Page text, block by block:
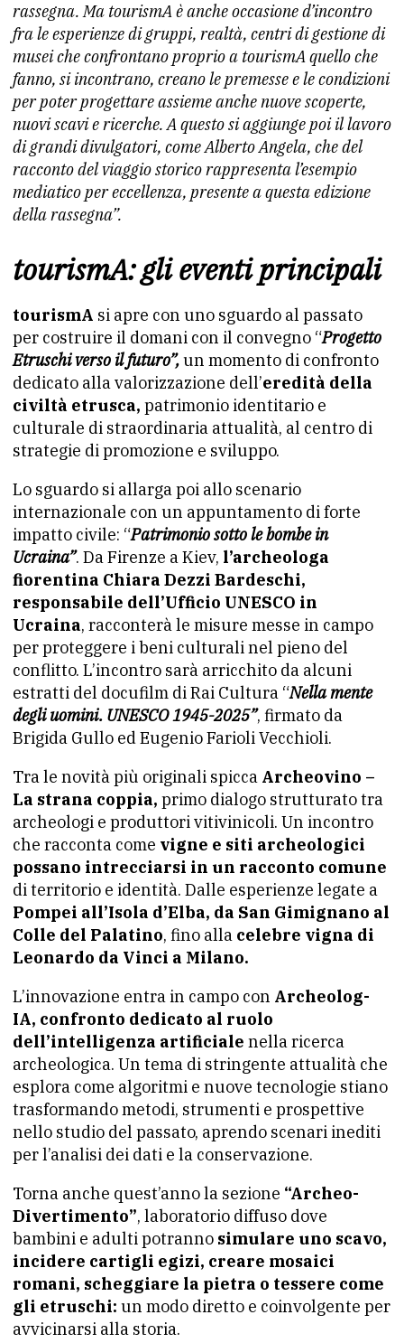
rassegna. Ma tourismA è anche occasione d’incontro
fra le esperienze di gruppi, realtà, centri di gestione di
musei che confrontano proprio a tourismA quello che
fanno, si incontrano, creano le premesse e le condizioni
per poter progettare assieme anche nuove scoperte,
nuovi scavi e ricerche. A questo si aggiunge poi il lavoro
di grandi divulgatori, come Alberto Angela, che del
racconto del viaggio storico rappresenta l’esempio
mediatico per eccellenza, presente a questa edizione
della rassegna”.
tourismA: gli eventi principali
tourismA si apre con uno sguardo al passato
per costruire il domani con il convegno “Progetto
Etruschi verso il futuro”,un momento di confronto
dedicato alla valorizzazione dell’eredità della
civiltà etrusca, patrimonio identitario e
culturale di straordinaria attualità, al centro di
strategie di promozione e sviluppo.
Lo sguardo si allarga poi allo scenario
internazionale con un appuntamento di forte
impatto civile: “Patrimonio sotto le bombe in
Ucraina”. Da Firenze a Kiev, l’archeologa
fiorentina Chiara Dezzi Bardeschi,
responsabile dell’Ufficio UNESCO in
Ucraina, racconterà le misure messe in campo
per proteggere i beni culturali nel pieno del
conflitto. L’incontro sarà arricchito da alcuni
estratti del docufilm di Rai Cultura “Nella mente
degli uomini. UNESCO 1945-2025”, firmato da
Brigida Gullo ed Eugenio Farioli Vecchioli.
Tra le novità più originali spicca Archeovino –
La strana coppia, primo dialogo strutturato tra
archeologi e produttori vitivinicoli. Un incontro
che racconta come vigne e siti archeologici
possano intrecciarsi in un racconto comune
di territorio e identità. Dalle esperienze legate a
Pompei all’Isola d’Elba, da San Gimignano al
Colle del Palatino, fino alla celebre vigna di
Leonardo da Vinci a Milano.
L’innovazione entra in campo con Archeolog-
IA, confronto dedicato al ruolo
dell’intelligenza artificiale nella ricerca
archeologica. Un tema di stringente attualità che
esplora come algoritmi e nuove tecnologie stiano
trasformando metodi, strumenti e prospettive
nello studio del passato, aprendo scenari inediti
per l’analisi dei dati e la conservazione.
Torna anche quest’anno la sezione “Archeo-
Divertimento”, laboratorio diffuso dove
bambini e adulti potranno simulare uno scavo,
incidere cartigli egizi, creare mosaici
romani, scheggiare la pietra o tessere come
gli etruschi: un modo diretto e coinvolgente per
avvicinarsi alla storia.